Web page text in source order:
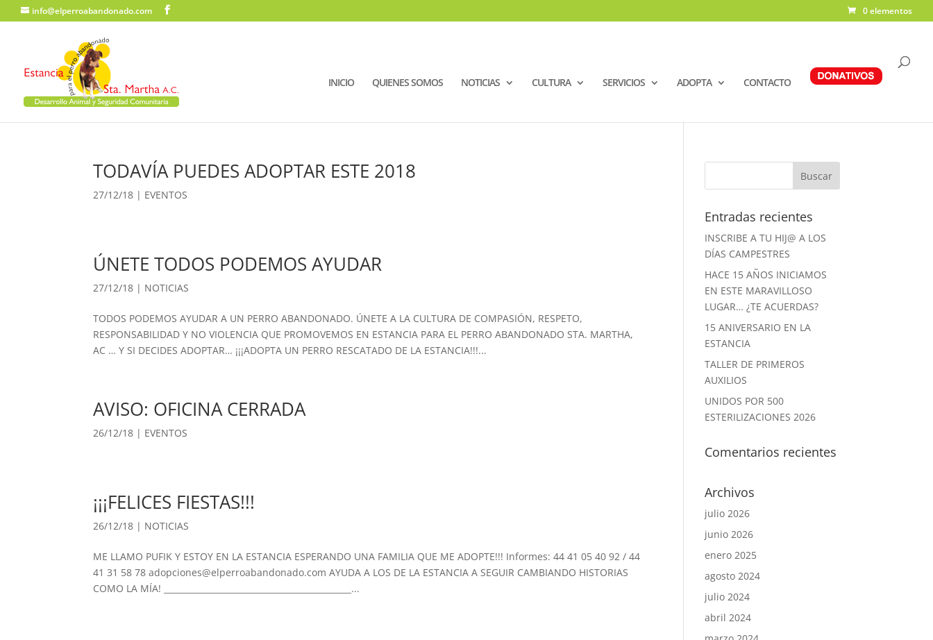
info@elperroabandonado.com 0 elementos
INICIO QUIENES SOMOS NOTICIAS CULTURA SERVICIOS ADOPTA CONTACTO
TODAVÍA PUEDES ADOPTAR ESTE 2018
27/12/18 | EVENTOS
ÚNETE TODOS PODEMOS AYUDAR
27/12/18 | NOTICIAS
TODOS PODEMOS AYUDAR A UN PERRO ABANDONADO. ÚNETE A LA CULTURA DE COMPASIÓN, RESPETO,
RESPONSABILIDAD Y NO VIOLENCIA QUE PROMOVEMOS EN ESTANCIA PARA EL PERRO ABANDONADO STA. MARTHA,
AC … Y SI DECIDES ADOPTAR… ¡¡¡ADOPTA UN PERRO RESCATADO DE LA ESTANCIA!!!...
AVISO: OFICINA CERRADA
26/12/18 | EVENTOS
¡¡¡FELICES FIESTAS!!!
26/12/18 | NOTICIAS
ME LLAMO PUFIK Y ESTOY EN LA ESTANCIA ESPERANDO UNA FAMILIA QUE ME ADOPTE!!! Informes: 44 41 05 40 92 / 44
41 31 58 78 adopciones@elperroabandonado.com AYUDA A LOS DE LA ESTANCIA A SEGUIR CAMBIANDO HISTORIAS
COMO LA MÍA! _____________________________________________...
Entradas recientes
INSCRIBE A TU HIJ@ A LOS
DÍAS CAMPESTRES
HACE 15 AÑOS INICIAMOS
EN ESTE MARAVILLOSO
LUGAR… ¿TE ACUERDAS?
15 ANIVERSARIO EN LA
ESTANCIA
TALLER DE PRIMEROS
AUXILIOS
UNIDOS POR 500
ESTERILIZACIONES 2026
Comentarios recientes
Archivos
julio 2026
junio 2026
enero 2025
agosto 2024
julio 2024
abril 2024